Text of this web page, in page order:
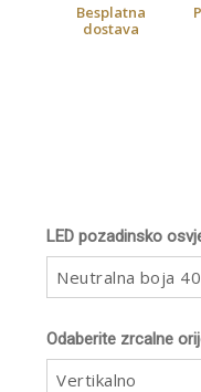
LED pozadinsko
Neutralna boja
Odaberite zrcalne
Vertikalno
Besplatna
dostava